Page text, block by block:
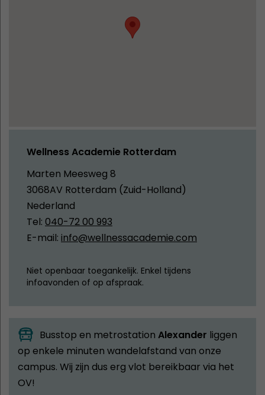
Wellness Academie Rotterdam
Marten Meesweg 8
3068AV Rotterdam (Zuid-Holland)
Nederland
Tel: 040-72 00 993
E-mail: info@wellnessacademie.com
Niet openbaar toegankelijk. Enkel tijdens
infoavonden of op afspraak.
Busstop en metrostation Alexander liggen
op enkele minuten wandelafstand van onze
campus. Wij zijn dus erg vlot bereikbaar via het
OV!